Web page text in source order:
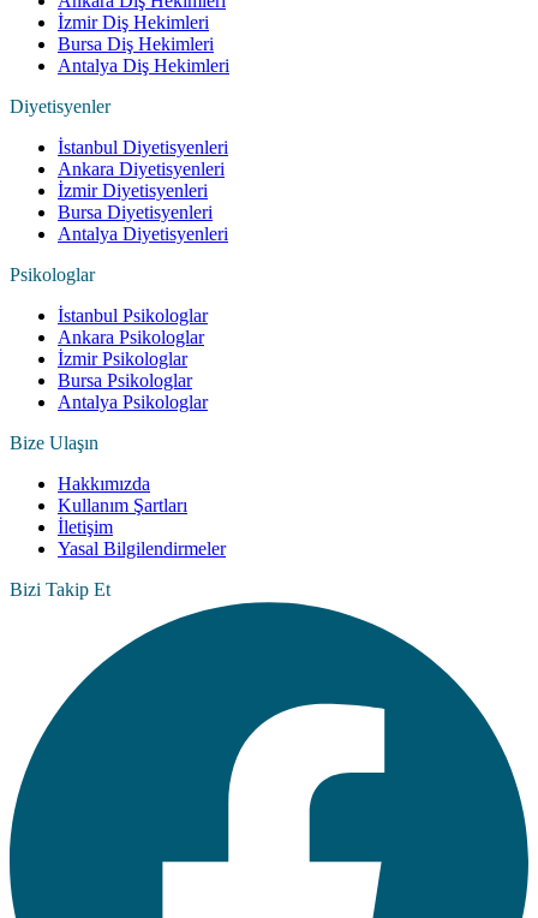
İzmir Diş Hekimleri
Bursa Diş Hekimleri
Antalya Diş Hekimleri
Diyetisyenler
İstanbul Diyetisyenleri
Ankara Diyetisyenleri
İzmir Diyetisyenleri
Bursa Diyetisyenleri
Antalya Diyetisyenleri
Psikologlar
İstanbul Psikologlar
Ankara Psikologlar
İzmir Psikologlar
Bursa Psikologlar
Antalya Psikologlar
Bize Ulaşın
Hakkımızda
Kullanım Şartları
İletişim
Yasal Bilgilendirmeler
Bizi Takip Et